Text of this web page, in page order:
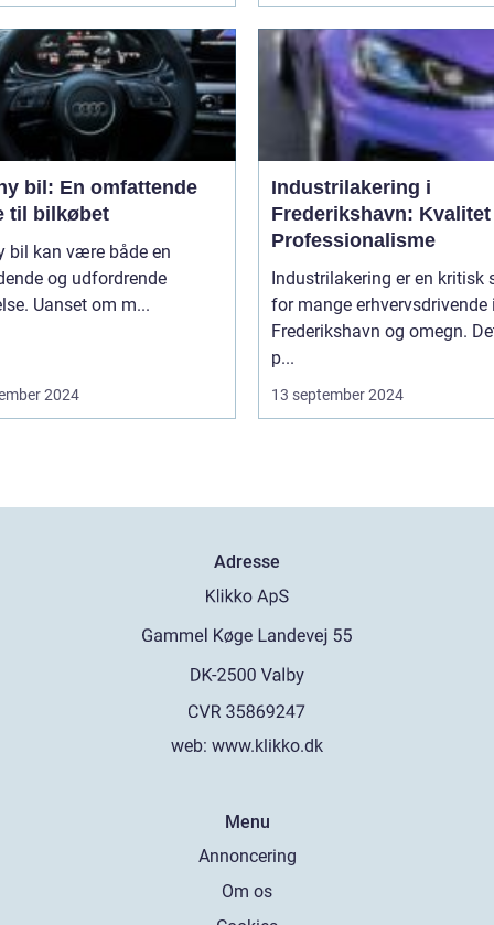
bil: En omfattende
til bilkøbet
bil kan være både en
og udfordrende
Uanset om m...
2024
Industrilakering i
Frederikshavn:
Professionalisme
Industrilakering er en kritisk
for mange erhvervsdrivende
Frederikshavn og omegn.
p...
13 september 2024
Adresse
web: www.klikko.dk
Menu
Annoncering
Om os